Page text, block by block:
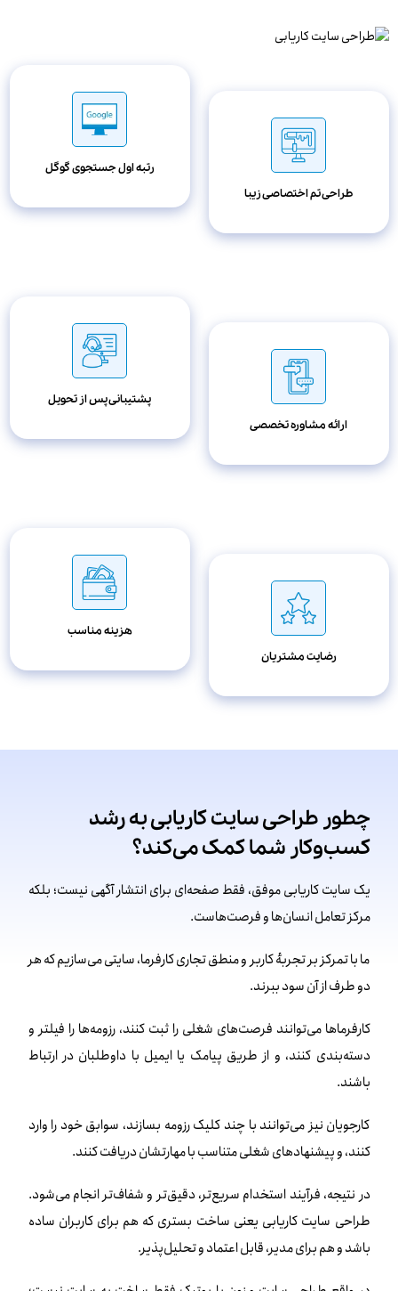
طراحی تم اختصاصی زیبا
رتبه اول جستجوی گوگل
ارائه مشاوره تخصصی
پشتیبانی پس از تحویل
رضایت مشتریان
هزینه مناسب
چطور طراحی سایت کاریابی به رشد
کسب‌و‌کار شما کمک می‌کند؟
یک سایت کاریابی موفق، فقط صفحه‌ای برای انتشار آگهی نیست؛ بلکه
مرکز تعامل انسان‌ها و فرصت‌هاست.
ما با تمرکز بر تجربهٔ کاربر و منطق تجاری کارفرما، سایتی می‌سازیم که هر
دو طرف از آن سود ببرند.
کارفرماها می‌توانند فرصت‌های شغلی را ثبت کنند، رزومه‌ها را فیلتر و
دسته‌بندی کنند، و از طریق پیامک یا ایمیل با داوطلبان در ارتباط
باشند.
کارجویان نیز می‌توانند با چند کلیک رزومه بسازند، سوابق خود را وارد
کنند، و پیشنهادهای شغلی متناسب با مهارتشان دریافت کنند.
در نتیجه، فرآیند استخدام سریع‌تر، دقیق‌تر و شفاف‌تر انجام می‌شود.
طراحی سایت کاریابی یعنی ساخت بستری که هم برای کاربران ساده
باشد و هم برای مدیر، قابل اعتماد و تحلیل‌پذیر.